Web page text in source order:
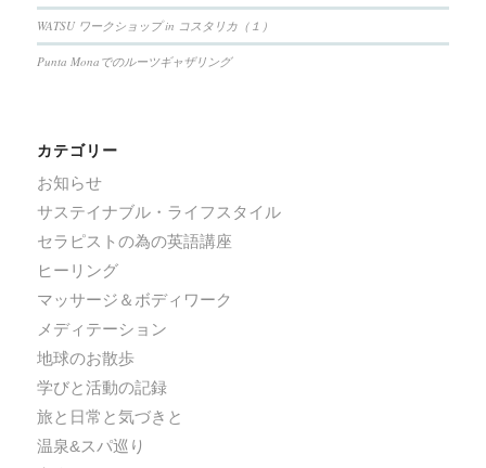
WATSU ワークショップ in コスタリカ（１）
Punta Monaでのルーツギャザリング
カテゴリー
お知らせ
サステイナブル・ライフスタイル
セラピストの為の英語講座
ヒーリング
マッサージ＆ボディワーク
メディテーション
地球のお散歩
学びと活動の記録
旅と日常と気づきと
温泉&スパ巡り